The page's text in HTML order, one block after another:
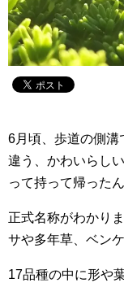
6月頃、歩道の側溝
違う、かわいらし
って持って帰ったん
正式名称がわかり
サや多年草、ベン
17品種の中に形や